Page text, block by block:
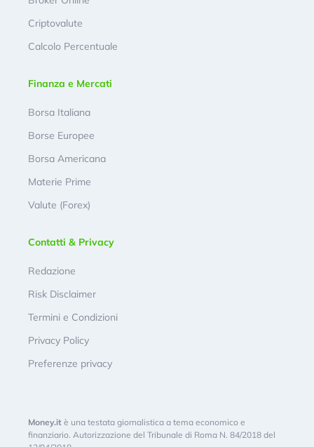
Criptovalute
Calcolo Percentuale
Finanza e Mercati
Borsa Italiana
Borse Europee
Borsa Americana
Materie Prime
Valute (Forex)
Contatti & Privacy
Redazione
Risk Disclaimer
Termini e Condizioni
Privacy Policy
Preferenze privacy
Money.it è una testata giornalistica a tema economico e
finanziario. Autorizzazione del Tribunale di Roma N. 84/2018 del